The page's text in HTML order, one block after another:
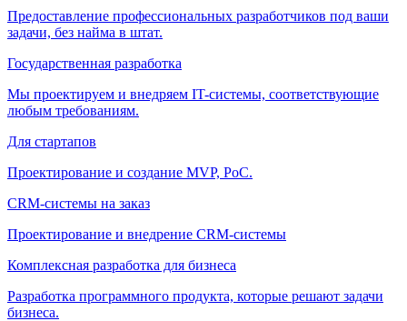
Предоставление профессиональных разработчиков под ваши
задачи, без найма в штат.
Государственная разработка
Мы проектируем и внедряем IT-системы, соответствующие
любым требованиям.
Для стартапов
Проектирование и создание MVP, PoC.
CRM-системы на заказ
Проектирование и внедрение CRM-системы
Комплексная разработка для бизнеса
Разработка программного продукта, которые решают задачи
бизнеса.